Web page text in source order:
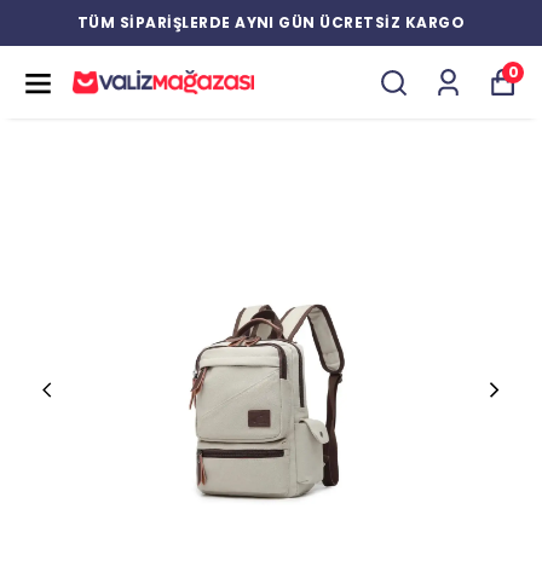
TÜM SİPARİŞLERDE AYNI GÜN ÜCRETSİZ KARGO
0